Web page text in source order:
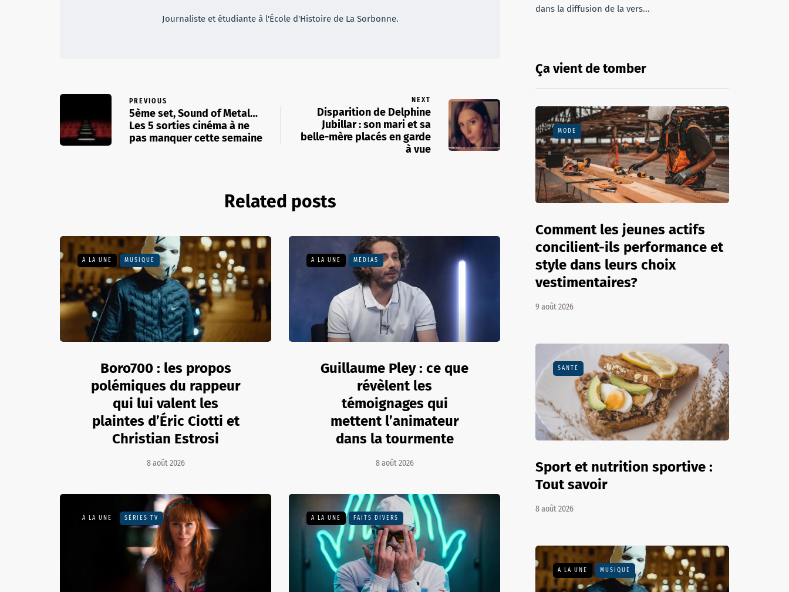
Journaliste et étudiante à l'École d'Histoire de La Sorbonne.
PREVIOUS
5ème set, Sound of Metal…
Les 5 sorties cinéma à ne
pas manquer cette semaine
NEXT
Disparition de Delphine
Jubillar : son mari et sa
belle-mère placés en garde
à vue
Related posts
A LA UNE MUSIQUE
Boro700 : les propos
polémiques du rappeur
qui lui valent les
plaintes d’Éric Ciotti et
Christian Estrosi
8 août 2026
A LA UNE MÉDIAS
Guillaume Pley : ce que
révèlent les
témoignages qui
mettent l’animateur
dans la tourmente
8 août 2026
A LA UNE SÉRIES TV A LA UNE FAITS DIVERS
dans la diffusion de la vers...
Ça vient de tomber
MODE
Comment les jeunes actifs
concilient-ils performance et
style dans leurs choix
vestimentaires?
9 août 2026
SANTÉ
Sport et nutrition sportive :
Tout savoir
8 août 2026
A LA UNE MUSIQUE